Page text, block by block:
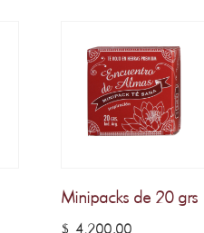
Minipacks de 20 grs
$4.200,00